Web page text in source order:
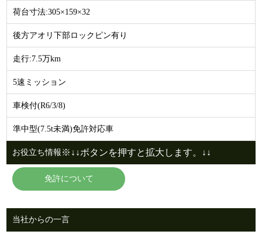
荷台寸法:305×159×32
後方アオリ下部ロックピン有り
走行:7.5万km
5速ミッション
車検付(R6/3/8)
準中型(7.5t未満)免許対応車
お役立ち情報 ※↓↓ボタンを押すと拡大します。↓↓
免許について
当社からの一言